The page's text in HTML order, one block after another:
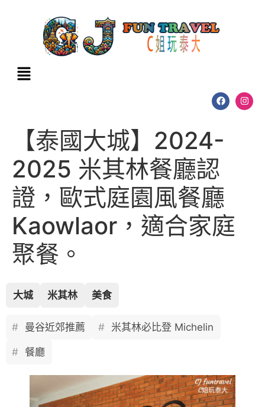
【泰國大城】2024-
2025 米其林餐廳認
證，歐式庭園風餐廳
Kaowlaor，適合家庭
聚餐。
大城 米其林 美食
曼谷近郊推薦 米其林必比登 Michelin
餐廳